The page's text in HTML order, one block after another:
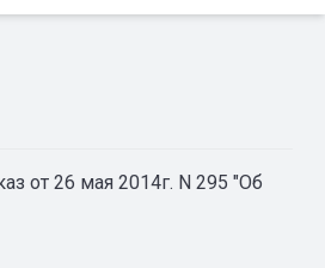
от 26 мая 2014г. N 295 "Об